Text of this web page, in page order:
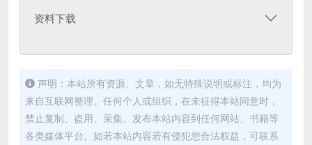
资料下载
声明：本站所有资源、文章，如无特殊说明或标注，均为
来自互联网整理。任何个人或组织，在未征得本站同意时，
禁止复制、盗用、采集、发布本站内容到任何网站、书籍等
各类媒体平台。如若本站内容若有侵犯您合法权益，可联系